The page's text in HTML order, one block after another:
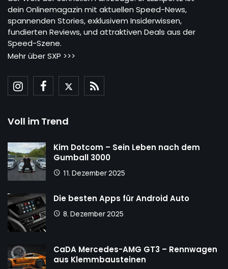
dein Onlinemagazin mit aktuellen Speed-News,
spannenden Stories, exklusivem Insiderwissen,
fundierten Reviews, und attraktiven Deals aus der
Speed-Szene.
Mehr über SXP >>>
Voll im Trend
Kim Dotcom – Sein Leben nach dem
Gumball 3000
11. Dezember 2025
Die besten Apps für Android Auto
8. Dezember 2025
CaDA Mercedes-AMG GT3 – Rennwagen
aus Klemmbausteinen